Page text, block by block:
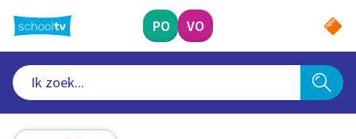
naar
hoofdinhoud
PO VO